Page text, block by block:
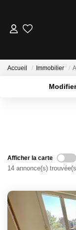
Accueil Immobilier
Afficher la carte
14 annonce(s)